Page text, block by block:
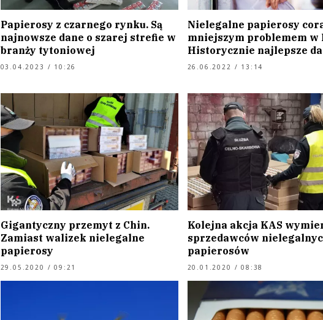
Papierosy z czarnego rynku. Są
najnowsze dane o szarej strefie w
branży tytoniowej
03.04.2023 / 10:26
Nielegalne papierosy
mniejszym problemem w
Historycznie najlepsze
26.06.2022 / 13:14
Gigantyczny przemyt z Chin.
Zamiast walizek nielegalne
papierosy
29.05.2020 / 09:21
Kolejna akcja KAS
sprzedawców
papierosów
20.01.2020 / 08:38